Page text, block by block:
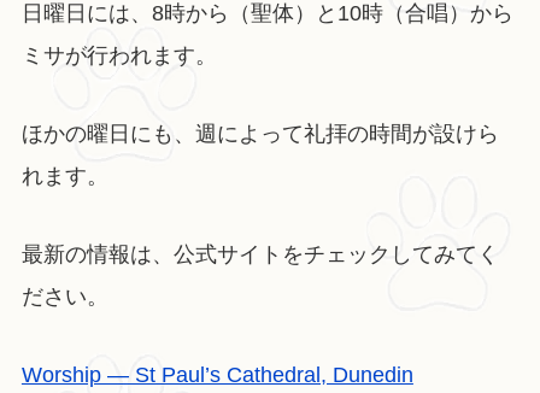
日曜日には、8時から（聖体）と10時（合唱）から
ミサが行われます。
ほかの曜日にも、週によって礼拝の時間が設けら
れます。
最新の情報は、公式サイトをチェックしてみてく
ださい。
Worship — St Paul’s Cathedral, Dunedin